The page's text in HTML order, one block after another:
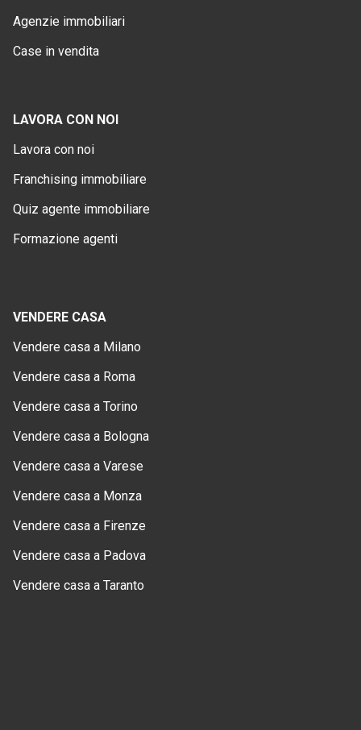
Agenzie immobiliari
Case in vendita
LAVORA CON NOI
Lavora con noi
Franchising immobiliare
Quiz agente immobiliare
Formazione agenti
VENDERE CASA
Vendere casa a Milano
Vendere casa a Roma
Vendere casa a Torino
Vendere casa a Bologna
Vendere casa a Varese
Vendere casa a Monza
Vendere casa a Firenze
Vendere casa a Padova
Vendere casa a Taranto